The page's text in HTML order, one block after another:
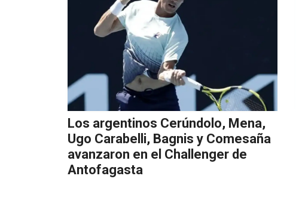
Los argentinos Cerúndolo, Mena,
Ugo Carabelli, Bagnis y Comesaña
avanzaron en el Challenger de
Antofagasta